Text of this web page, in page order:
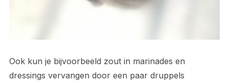
Ook kun je bijvoorbeeld zout in marinades en
dressings vervangen door een paar druppels